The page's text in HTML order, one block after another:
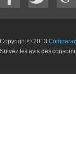
Copyright © 2013
Suivez les avis des